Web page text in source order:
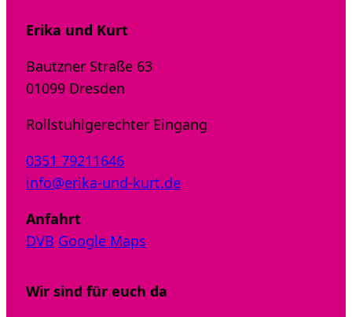
Erika und Kurt
Bautzner Straße 63
01099 Dresden
Rollstuhlgerechter Eingang
0351 79211646
info@erika-und-kurt.de
Anfahrt
DVB Google Maps
Wir sind für euch da